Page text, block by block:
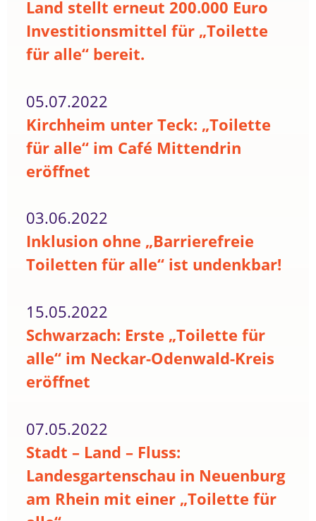
Land stellt erneut 200.000 Euro
Investitionsmittel für „Toilette
für alle“ bereit.
05.07.2022
Kirchheim unter Teck: „Toilette
für alle“ im Café Mittendrin
eröffnet
03.06.2022
Inklusion ohne „Barrierefreie
Toiletten für alle“ ist undenkbar!
15.05.2022
Schwarzach: Erste „Toilette für
alle“ im Neckar-Odenwald-Kreis
eröffnet
07.05.2022
Stadt – Land – Fluss:
Landesgartenschau in Neuenburg
am Rhein mit einer „Toilette für